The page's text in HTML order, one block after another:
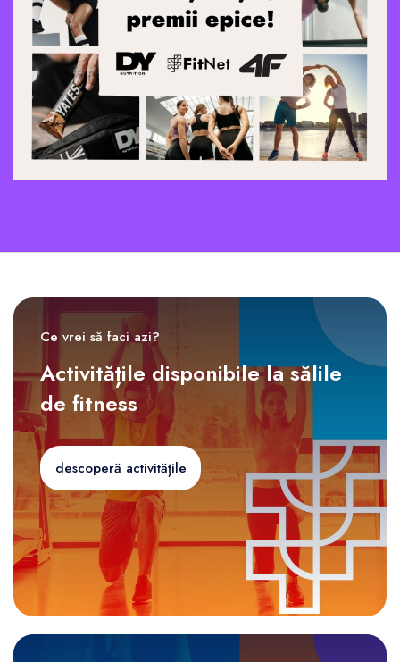
Ce vrei să faci azi?
Activitățile disponibile la sălile
de fitness
descoperă activitățile